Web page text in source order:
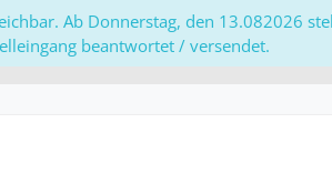
Ab Donnerstag, den 13.082026
beantwortet / versendet.